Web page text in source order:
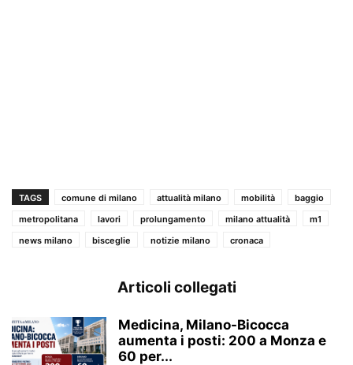
TAGS comune di milano attualità milano mobilità
baggio
metropolitana
lavori prolungamento milano attualità
m1
news milano
bisceglie notizie milano cronaca
Articoli collegati
Medicina, Milano-Bicocca
aumenta i posti: 200 a Monza e
60 per...